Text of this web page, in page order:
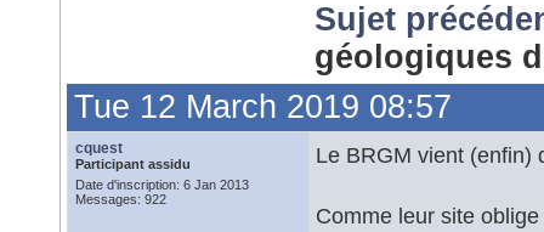
Sujet
géologiques
Tue 12 March 2019 08:57
cquest
Participant assidu
Date d'inscription: 6 Jan 2013
Messages: 922
Le BRGM vient (enfin)
Comme leur site